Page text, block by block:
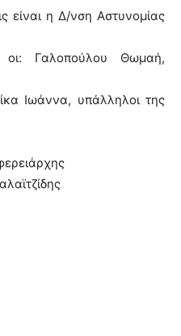
είναι η Δ/νση Αστυνομίας
οι: Γαλοπούλου Θωμαή,
Ιωάννα, υπάλληλοι της